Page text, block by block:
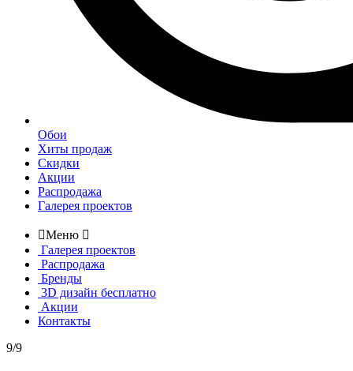
Обои
Хиты продаж
Скидки
Акции
Распродажа
Галерея проектов
Меню 
Галерея проектов
Распродажа
Бренды
3D дизайн бесплатно
Акции
Контакты
9/9